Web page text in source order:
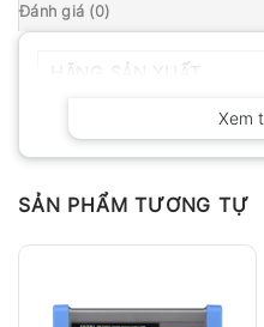
Đánh giá (0)
Xem
SẢN PHẨM TƯƠNG TỰ